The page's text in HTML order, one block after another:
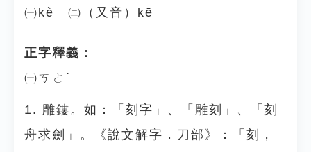
㈠kè ㈡（又音）kē
正字釋義：
㈠ㄎㄜˋ
1. 雕鏤。如：「刻字」、「雕刻」、「刻
舟求劍」。《說文解字．刀部》：「刻，